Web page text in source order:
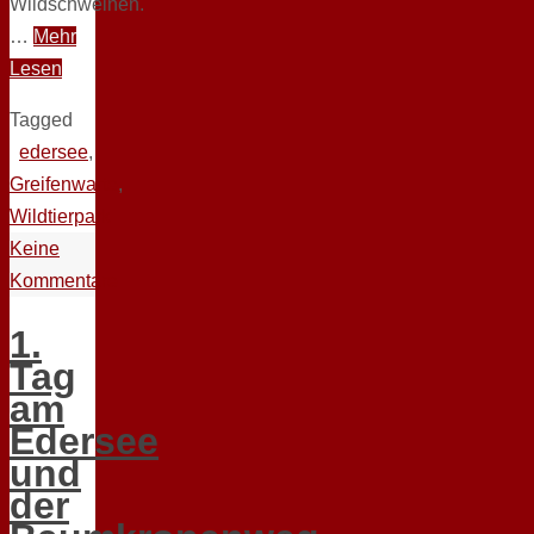
… Mehr
Lesen
Tagged
edersee,
Greifenwarte ,
Wildtierpark
Keine
Kommentare
1.
Tag
am
Edersee
und
der